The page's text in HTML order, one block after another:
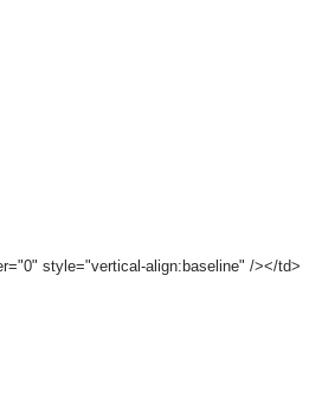
style="vertical-align:baseline" /></td>